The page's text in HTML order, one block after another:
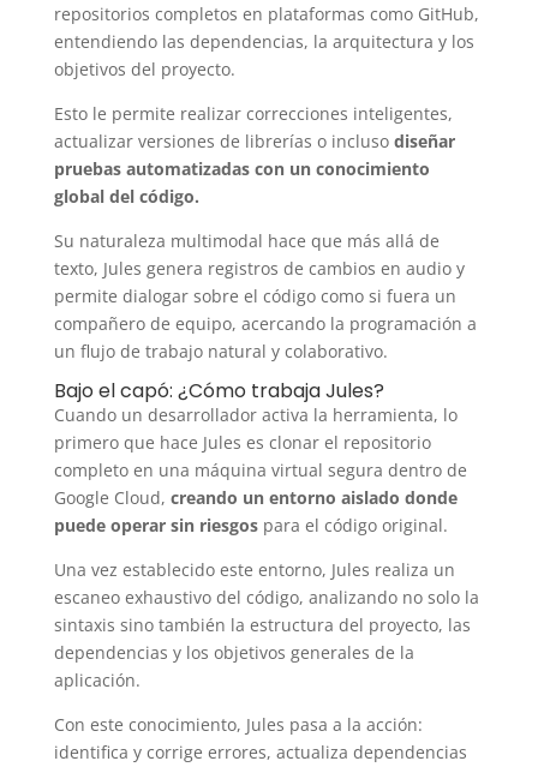
repositorios completos en plataformas como GitHub,
entendiendo las dependencias, la arquitectura y los
objetivos del proyecto.
Esto le permite realizar correcciones inteligentes,
actualizar versiones de librerías o incluso diseñar
pruebas automatizadas con un conocimiento
global del código.
Su naturaleza multimodal hace que más allá de
texto, Jules genera registros de cambios en audio y
permite dialogar sobre el código como si fuera un
compañero de equipo, acercando la programación a
un flujo de trabajo natural y colaborativo.
Bajo el capó: ¿Cómo trabaja Jules?
Cuando un desarrollador activa la herramienta, lo
primero que hace Jules es clonar el repositorio
completo en una máquina virtual segura dentro de
Google Cloud, creando un entorno aislado donde
puede operar sin riesgos para el código original.
Una vez establecido este entorno, Jules realiza un
escaneo exhaustivo del código, analizando no solo la
sintaxis sino también la estructura del proyecto, las
dependencias y los objetivos generales de la
aplicación.
Con este conocimiento, Jules pasa a la acción:
identifica y corrige errores, actualiza dependencias